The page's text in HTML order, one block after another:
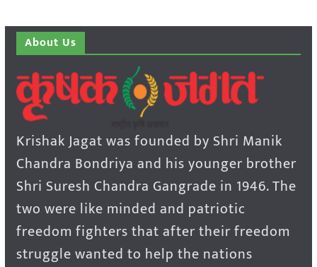
About Us
Krishak Jagat was founded by Shri Manik
Chandra Bondriya and his younger brother
Shri Suresh Chandra Gangrade in 1946. The
two were like minded and patriotic
freedom fighters that after their freedom
struggle wanted to help the nations